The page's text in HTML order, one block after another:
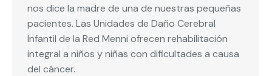
nos dice la madre de una de nuestras pequeñas
pacientes. Las Unidades de Daño Cerebral
Infantil de la Red Menni ofrecen rehabilitación
integral a niños y niñas con dificultades a causa
del cáncer.